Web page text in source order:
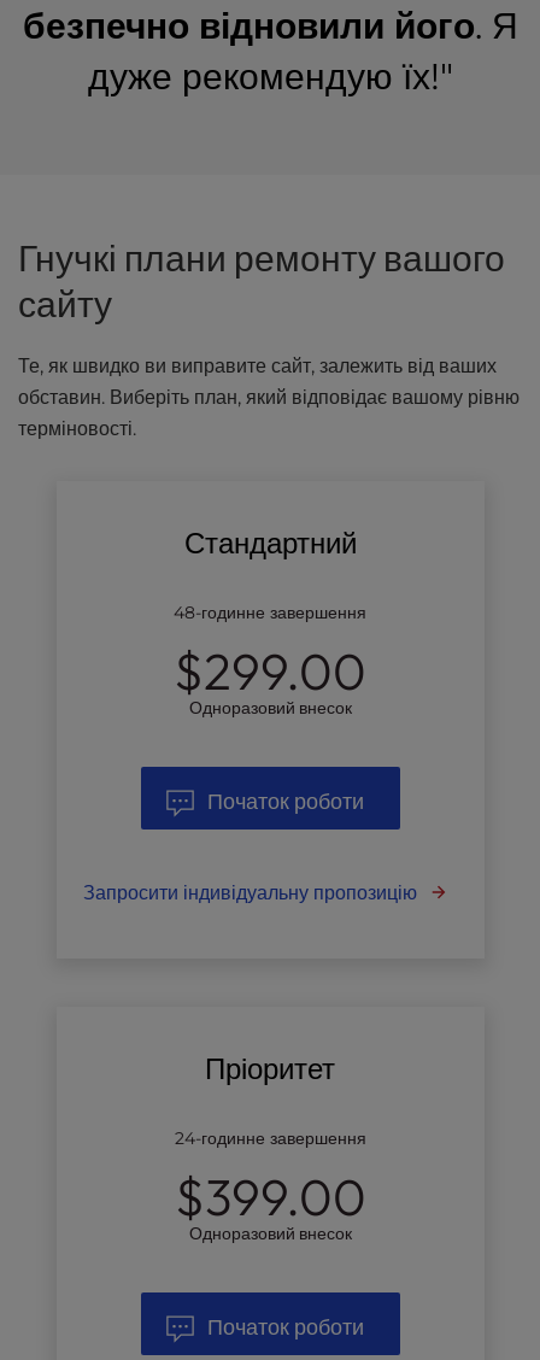
безпечно відновили його. Я
дуже рекомендую їх!"
Гнучкі плани ремонту вашого
сайту
Те, як швидко ви виправите сайт, залежить від ваших
обставин. Виберіть план, який відповідає вашому рівню
терміновості.
Стандартний
48-годинне завершення
$299.00
Одноразовий внесок
Початок роботи
Запросити індивідуальну пропозицію
Пріоритет
24-годинне завершення
$399.00
Одноразовий внесок
Початок роботи